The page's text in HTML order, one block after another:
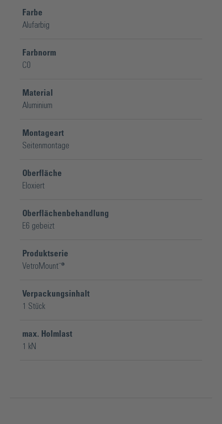
Farbe
Alufarbig
Farbnorm
C0
Material
Aluminium
Montageart
Seitenmontage
Oberfläche
Eloxiert
Oberflächenbehandlung
E6 gebeizt
Produktserie
VetroMount¨®
Verpackungsinhalt
1 Stück
max. Holmlast
1 kN